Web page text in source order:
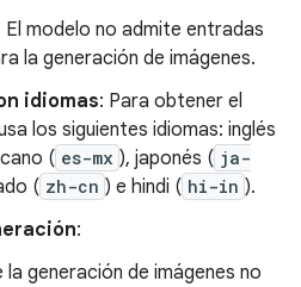
El modelo no admite entradas
la generación de imágenes.
idiomas: Para obtener el
los siguientes idiomas: inglés
( es-mx ), japonés ( ja-
( zh-cn ) e hindi ( hi-in ).
:
la generación de imágenes no